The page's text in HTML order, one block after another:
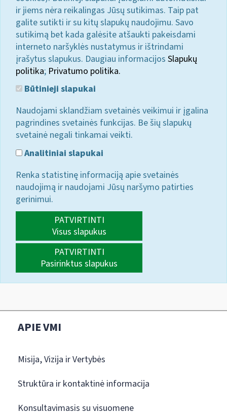
ir jiems nėra reikalingas Jūsų sutikimas. Taip pat
galite sutikti ir su kitų slapukų naudojimu. Savo
sutikimą bet kada galėsite atšaukti pakeisdami
interneto naršyklės nustatymus ir ištrindami
įrašytus slapukus. Daugiau informacijos Slapukų
politika; Privatumo politika.
Būtinieji slapukai
Naudojami sklandžiam svetainės veikimui ir įgalina
pagrindines svetainės funkcijas. Be šių slapukų
svetainė negali tinkamai veikti.
Analitiniai slapukai
Renka statistinę informaciją apie svetainės
naudojimą ir naudojami Jūsų naršymo patirties
gerinimui.
PATVIRTINTI
Visus slapukus
PATVIRTINTI
Pasirinktus slapukus
APIE VMI
Misija, Vizija ir Vertybės
Struktūra ir kontaktinė informacija
Konsultavimasis su visuomene